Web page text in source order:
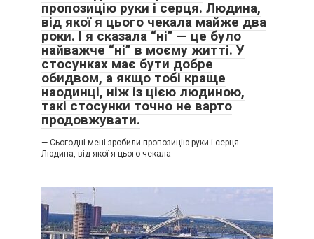
пропозицію руки і серця. Людина,
від якої я цього чекала майже два
роки. І я сказала “ні” — це було
найважче “ні” в моєму житті. У
стосунках має бути добре
обидвом, а якщо тобі краще
наодинці, ніж із цією людиною,
такі стосунки точно не варто
продовжувати.
— Сьогодні мені зробили пропозицію руки і серця.
Людина, від якої я цього чекала